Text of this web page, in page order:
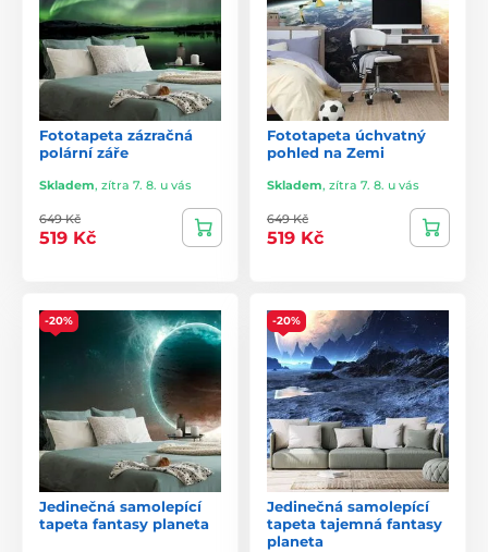
Fototapeta zázračná
polární záře
Skladem, zítra 7. 8. u vás
649 Kč
519 Kč
Fototapeta úchvatný
pohled na Zemi
Skladem, zítra 7. 8. u vás
649 Kč
519 Kč
-20%
Jedinečná samolepící
tapeta fantasy planeta
-20%
Jedinečná samolepící
tapeta tajemná fantasy
planeta